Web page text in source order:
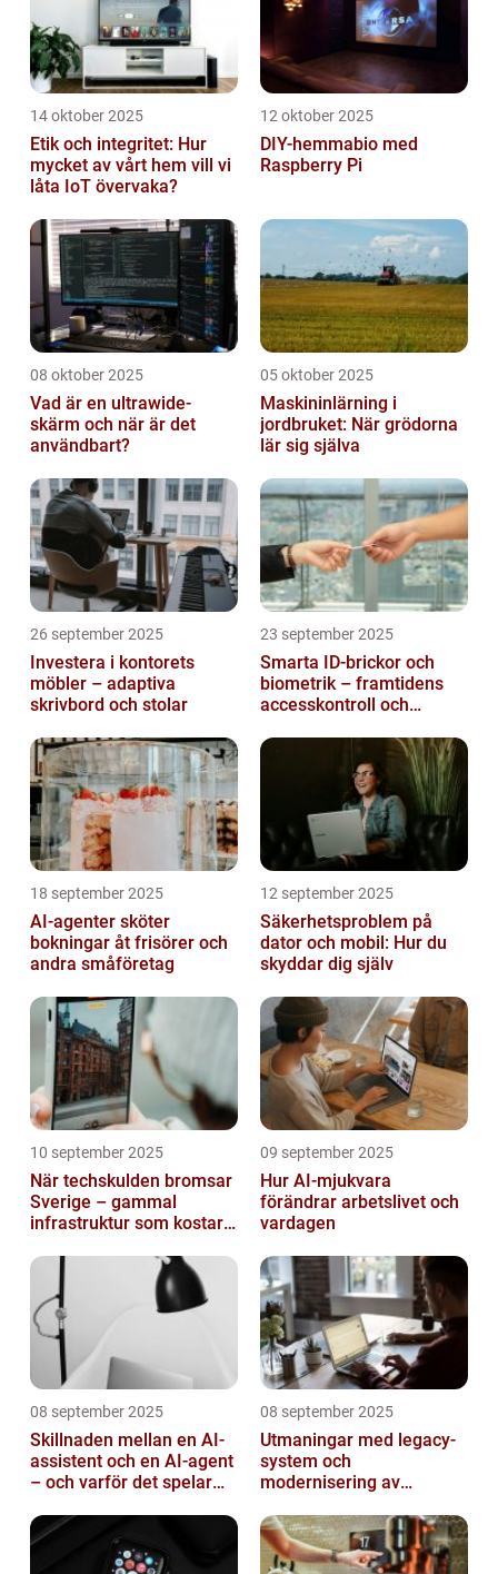
14 oktober 2025
Etik och integritet: Hur
mycket av vårt hem vill vi
låta IoT övervaka?
12 oktober 2025
DIY-hemmabio med
Raspberry Pi
08 oktober 2025
Vad är en ultrawide-
skärm och när är det
användbart?
05 oktober 2025
Maskininlärning i
jordbruket: När grödorna
lär sig själva
26 september 2025
Investera i kontorets
möbler – adaptiva
skrivbord och stolar
23 september 2025
Smarta ID-brickor och
biometrik – framtidens
accesskontroll och
18 september 2025
AI-agenter sköter
bokningar åt frisörer och
andra småföretag
12 september 2025
Säkerhetsproblem på
dator och mobil: Hur du
skyddar dig själv
10 september 2025
När techskulden bromsar
Sverige – gammal
infrastruktur som kostar
09 september 2025
Hur AI-mjukvara
förändrar arbetslivet och
vardagen
08 september 2025
Skillnaden mellan en AI-
assistent och en AI-agent
– och varför det spelar
08 september 2025
Utmaningar med legacy-
system och
modernisering av